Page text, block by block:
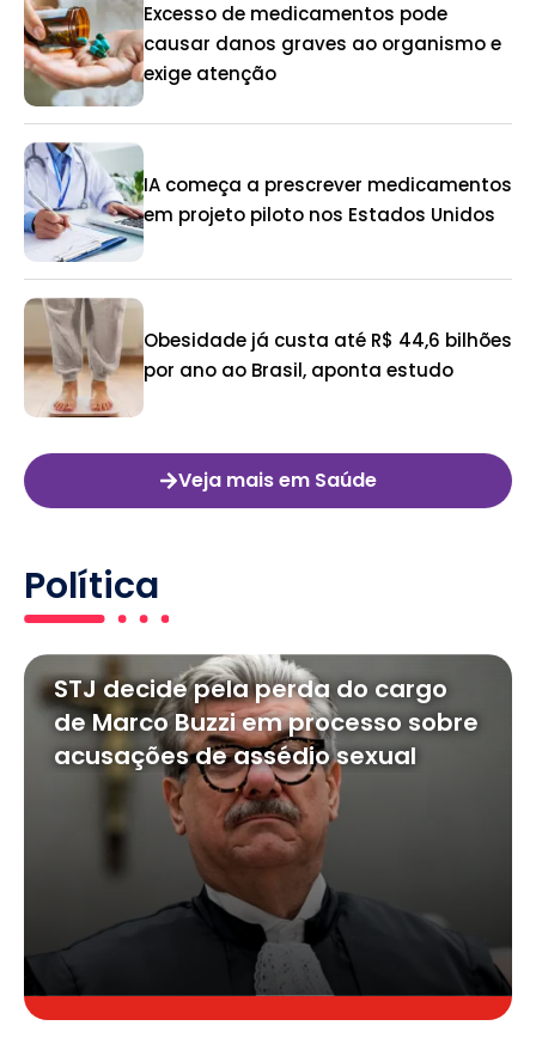
Excesso de medicamentos pode
causar danos graves ao organismo e
exige atenção
IA começa a prescrever medicamentos
em projeto piloto nos Estados Unidos
Obesidade já custa até R$ 44,6 bilhões
por ano ao Brasil, aponta estudo
Veja mais em Saúde
Política
STJ decide pela perda do cargo
de Marco Buzzi em processo sobre
acusações de assédio sexual